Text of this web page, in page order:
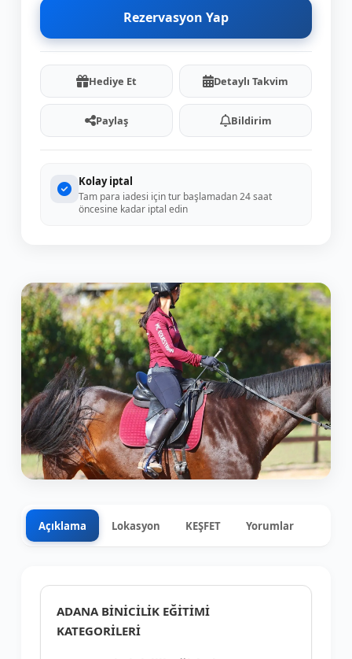
Açıklama Lokasyon KEŞFET Yorumlar
ADANA BİNİCİLİK EĞİTİMİ
KATEGORİLERİ
Rezervasyon Yap
Hediye Et Detaylı Takvim
Paylaş Bildirim
Kolay iptal
Tam para iadesi için tur başlamadan 24 saat
öncesine kadar iptal edin